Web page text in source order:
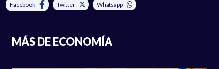
Facebook
Twitter Whatsapp
MÁS DE ECONOMÍA